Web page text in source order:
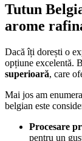
Tutun
arome
Dacă îți dorești o
opțiune excelentă.
superioară, care
Mai jos am
belgian este
Procesare
pentru un